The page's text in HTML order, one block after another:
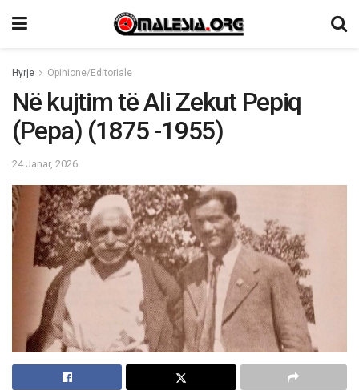
Hyrje Opinione/Editoriale
Në kujtim të Ali Zekut Pepiq
(Pepa) (1875 -1955)
24 Janar, 2026